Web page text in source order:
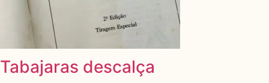
Tabajaras descalça